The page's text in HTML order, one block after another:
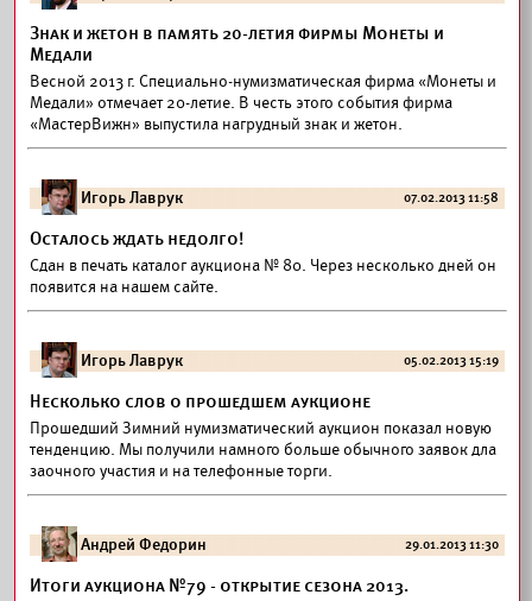
Знак и жетон в память 20-летия фирмы Монеты и
Медали
Весной 2013 г. Специально-нумизматическая фирма «Монеты и
Медали» отмечает 20-летие. В честь этого события фирма
«МастерВижн» выпустила нагрудный знак и жетон.
Игорь Лаврук 07.02.2013 11:58
Осталось ждать недолго!
Сдан в печать каталог аукциона № 80. Через несколько дней он
появится на нашем сайте.
Игорь Лаврук 05.02.2013 15:19
Несколько слов о прошедшем аукционе
Прошедший Зимний нумизматический аукцион показал новую
тенденцию. Мы получили намного больше обычного заявок дла
заочного участия и на телефонные торги.
Андрей Федорин 29.01.2013 11:30
Итоги аукциона №79 - открытие сезона 2013.